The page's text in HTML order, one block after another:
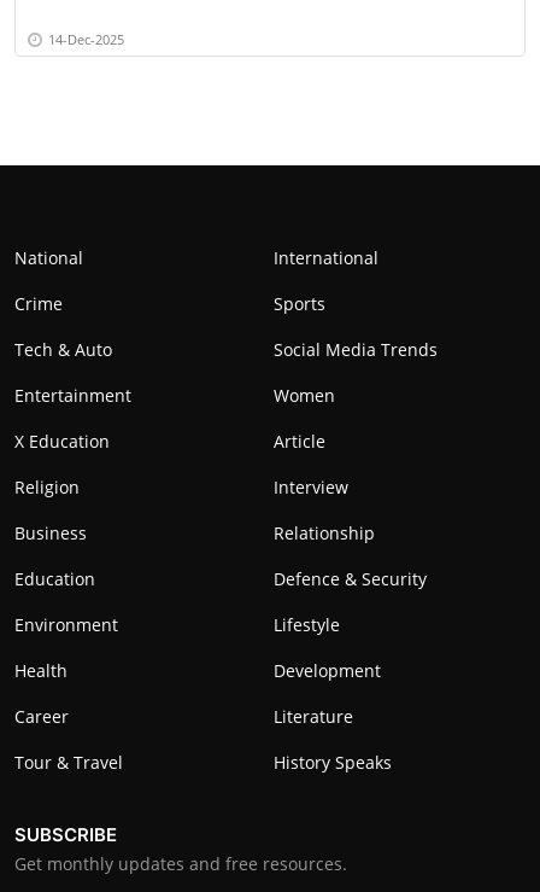
14-Dec-2025
National
International
Crime
Sports
Tech & Auto
Social Media Trends
Entertainment
Women
X Education
Article
Religion
Interview
Business
Relationship
Education
Defence & Security
Environment
Lifestyle
Health
Development
Career
Literature
Tour & Travel
History Speaks
SUBSCRIBE
Get monthly updates and free resources.